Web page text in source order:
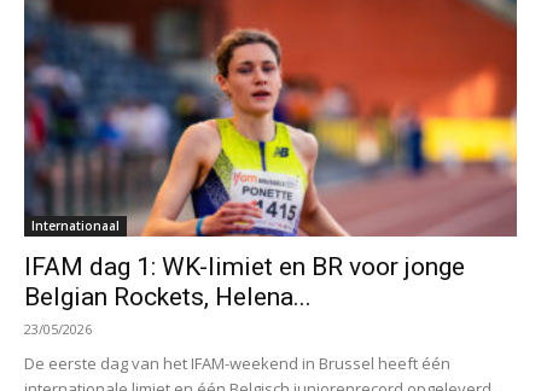
Internationaal
IFAM dag 1: WK-limiet en BR voor jonge
Belgian Rockets, Helena...
23/05/2026
De eerste dag van het IFAM-weekend in Brussel heeft één